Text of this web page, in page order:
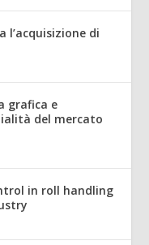
l’acquisizione di
grafica e
del mercato
in roll handling